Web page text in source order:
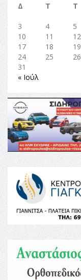
Δ
Τ Τ
3
4 5
10
11 12
17
18 19
24
25 26
31
« Ιούλ